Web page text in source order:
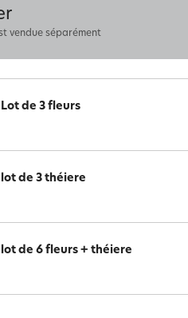
vendue séparément
de 3 fleurs
de 3 théiere
lot de 6 fleurs + théiere